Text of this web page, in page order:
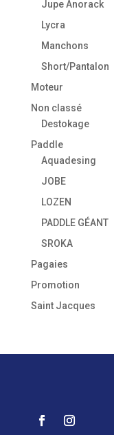
Jupe Anorack
Lycra
Manchons
Short/Pantalon
Moteur
Non classé
Destokage
Paddle
Aquadesing
JOBE
LOZEN
PADDLE GÉANT
SROKA
Pagaies
Promotion
Saint Jacques